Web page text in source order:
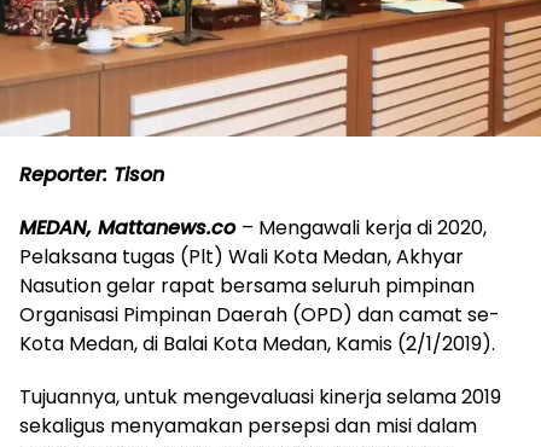
Reporter: Tison
MEDAN, Mattanews.co – Mengawali kerja di 2020,
Pelaksana tugas (Plt) Wali Kota Medan, Akhyar
Nasution gelar rapat bersama seluruh pimpinan
Organisasi Pimpinan Daerah (OPD) dan camat se-
Kota Medan, di Balai Kota Medan, Kamis (2/1/2019).
Tujuannya, untuk mengevaluasi kinerja selama 2019
sekaligus menyamakan persepsi dan misi dalam